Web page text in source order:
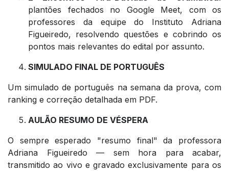
plantões fechados no Google Meet, com os
professores da equipe do Instituto Adriana
Figueiredo, resolvendo questões e cobrindo os
pontos mais relevantes do edital por assunto.
SIMULADO FINAL DE PORTUGUÊS
Um simulado de português na semana da prova, com
ranking e correção detalhada em PDF.
AULÃO RESUMO DE VÉSPERA
O sempre esperado "resumo final" da professora
Adriana Figueiredo — sem hora para acabar,
transmitido ao vivo e gravado exclusivamente para os